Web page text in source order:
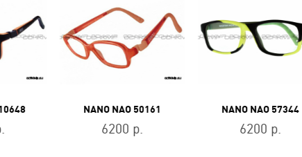
NANO NAO 50161
6200 р.
NANO NAO 57344
6200 р.